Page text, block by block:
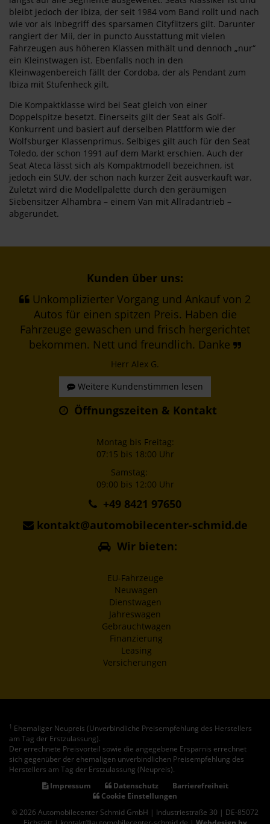
bleibt jedoch der Ibiza, der seit 1984 vom Band rollt und nach
wie vor als Inbegriff des sparsamen Cityflitzers gilt. Darunter
rangiert der Mii, der in puncto Ausstattung mit vielen
Fahrzeugen aus höheren Klassen mithält und dennoch „nur“
ein Kleinstwagen ist. Ebenfalls noch in den
Kleinwagenbereich fällt der Cordoba, der als Pendant zum
Ibiza mit Stufenheck gilt.
Die Kompaktklasse wird bei Seat gleich von einer
Doppelspitze besetzt. Einerseits gilt der Seat als Golf-
Konkurrent und basiert auf derselben Plattform wie der
Wolfsburger Klassenprimus. Selbiges gilt auch für den Seat
Toledo, der schon 1991 auf dem Markt erschien. Auch der
Seat Ateca lässt sich als Kompaktmodell bezeichnen, ist
jedoch ein SUV, der schon nach kurzer Zeit ausverkauft war.
Zuletzt wird die Modellpalette durch den geräumigen
Siebensitzer Alhambra – einem Van mit Allradantrieb –
abgerundet.
Kunden über uns:
Unkomplizierter Vorgang und Ankauf von 2
Autos für einen spitzen Preis. Haben die
Fahrzeuge gewaschen und frisch hergerichtet
bekommen. Nett und freundlich. Danke
Herr Alex G.
Weitere Kundenstimmen lesen
Öffnungszeiten & Kontakt
Montag bis Freitag:
07:15 bis 18:00 Uhr
Samstag:
09:00 bis 12:00 Uhr
+49 8421 97650
kontakt@automobilecenter-schmid.de
Wir bieten:
EU-Fahrzeuge
Neuwagen
Dienstwagen
Jahreswagen
Gebrauchtwagen
Finanzierung
Leasing
Versicherungen
1 Ehemaliger Neupreis (Unverbindliche Preisempfehlung des Herstellers
am Tag der Erstzulassung).
Der errechnete Preisvorteil sowie die angegebene Ersparnis errechnet
sich gegenüber der ehemaligen unverbindlichen Preisempfehlung des
Herstellers am Tag der Erstzulassung (Neupreis).
Impressum
Datenschutz
Barrierefreiheit
Cookie Einstellungen
© 2026 Automobilecenter Schmid GmbH | Industriestraße 30 | DE-85072